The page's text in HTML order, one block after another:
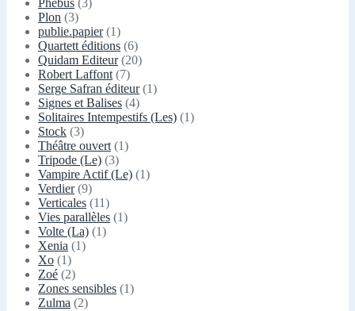
Phébus (3)
Plon (3)
publie.papier(1)
Quartett éditions (6)
Quidam Editeur(20)
Robert Laffont (7)
Serge Safran éditeur(1)
Signes et Balises (4)
Solitaires Intempestifs (Les) (1)
Stock (3)
Théâtre ouvert (1)
Tripode (Le) (3)
Vampire Actif (Le) (1)
Verdier(9)
Verticales (11)
Vies parallèles (1)
Volte (La) (1)
Xenia (1)
Xo (1)
Zoé (2)
Zones sensibles (1)
Zulma (2)